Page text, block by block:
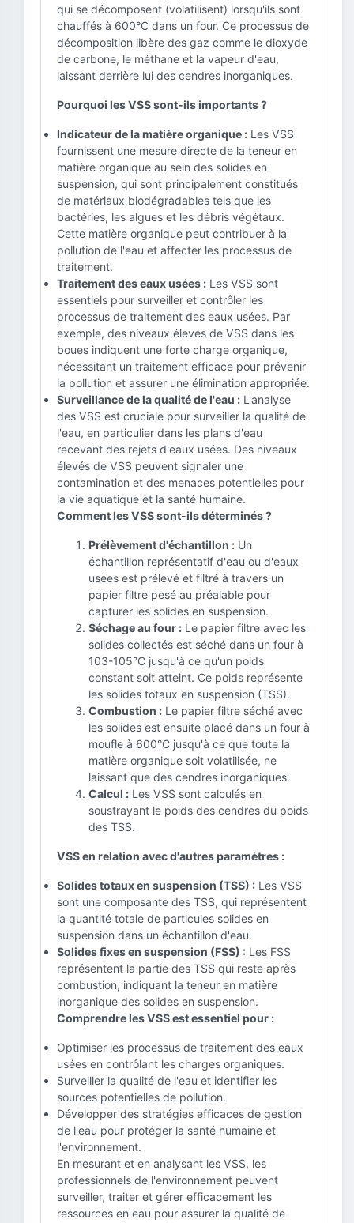
qui se décomposent (volatilisent) lorsqu'ils sont
chauffés à 600°C dans un four. Ce processus de
décomposition libère des gaz comme le dioxyde
de carbone, le méthane et la vapeur d'eau,
laissant derrière lui des cendres inorganiques.
Pourquoi les VSS sont-ils importants ?
Indicateur de la matière organique : Les VSS
fournissent une mesure directe de la teneur en
matière organique au sein des solides en
suspension, qui sont principalement constitués
de matériaux biodégradables tels que les
bactéries, les algues et les débris végétaux.
Cette matière organique peut contribuer à la
pollution de l'eau et affecter les processus de
traitement.
Traitement des eaux usées : Les VSS sont
essentiels pour surveiller et contrôler les
processus de traitement des eaux usées. Par
exemple, des niveaux élevés de VSS dans les
boues indiquent une forte charge organique,
nécessitant un traitement efficace pour prévenir
la pollution et assurer une élimination appropriée.
Surveillance de la qualité de l'eau : L'analyse
des VSS est cruciale pour surveiller la qualité de
l'eau, en particulier dans les plans d'eau
recevant des rejets d'eaux usées. Des niveaux
élevés de VSS peuvent signaler une
contamination et des menaces potentielles pour
la vie aquatique et la santé humaine.
Comment les VSS sont-ils déterminés ?
Prélèvement d'échantillon : Un
échantillon représentatif d'eau ou d'eaux
usées est prélevé et filtré à travers un
papier filtre pesé au préalable pour
capturer les solides en suspension.
Séchage au four : Le papier filtre avec les
solides collectés est séché dans un four à
103-105°C jusqu'à ce qu'un poids
constant soit atteint. Ce poids représente
les solides totaux en suspension (TSS).
Combustion : Le papier filtre séché avec
les solides est ensuite placé dans un four à
moufle à 600°C jusqu'à ce que toute la
matière organique soit volatilisée, ne
laissant que des cendres inorganiques.
Calcul : Les VSS sont calculés en
soustrayant le poids des cendres du poids
des TSS.
VSS en relation avec d'autres paramètres :
Solides totaux en suspension (TSS) : Les VSS
sont une composante des TSS, qui représentent
la quantité totale de particules solides en
suspension dans un échantillon d'eau.
Solides fixes en suspension (FSS) : Les FSS
représentent la partie des TSS qui reste après
combustion, indiquant la teneur en matière
inorganique des solides en suspension.
Comprendre les VSS est essentiel pour :
Optimiser les processus de traitement des eaux
usées en contrôlant les charges organiques.
Surveiller la qualité de l'eau et identifier les
sources potentielles de pollution.
Développer des stratégies efficaces de gestion
de l'eau pour protéger la santé humaine et
l'environnement.
En mesurant et en analysant les VSS, les
professionnels de l'environnement peuvent
surveiller, traiter et gérer efficacement les
ressources en eau pour assurer la qualité de